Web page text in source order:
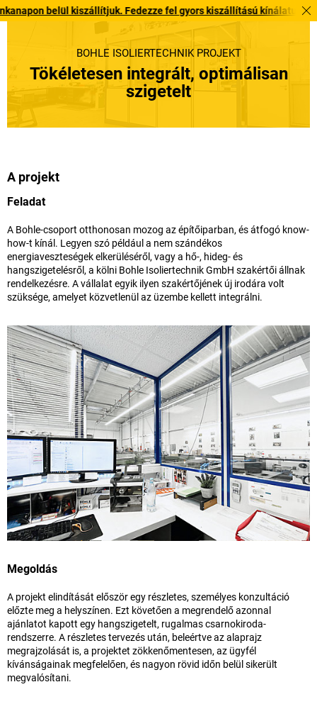
kiszállítjuk. Fedezze fel gyors kiszállítású kínálatunkat itt
BOHLE ISOLIERTECHNIK PROJEKT
Tökéletesen integrált, optimálisan
szigetelt
A projekt
Feladat
A Bohle-csoport otthonosan mozog az építőiparban, és átfogó know-
how-t kínál. Legyen szó például a nem szándékos
energiaveszteségek elkerüléséről, vagy a hő-, hideg- és
hangszigetelésről, a kölni Bohle Isoliertechnik GmbH szakértői állnak
rendelkezésre. A vállalat egyik ilyen szakértőjének új irodára volt
szüksége, amelyet közvetlenül az üzembe kellett integrálni.
Megoldás
A projekt elindítását először egy részletes, személyes konzultáció
előzte meg a helyszínen. Ezt követően a megrendelő azonnal
ajánlatot kapott egy hangszigetelt, rugalmas csarnokiroda-
rendszerre. A részletes tervezés után, beleértve az alaprajz
megrajzolását is, a projektet zökkenőmentesen, az ügyfél
kívánságainak megfelelően, és nagyon rövid időn belül sikerült
megvalósítani.